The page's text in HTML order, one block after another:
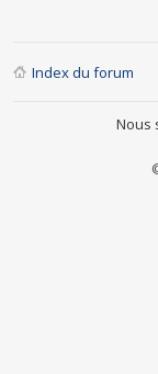
Index du forum
Nous